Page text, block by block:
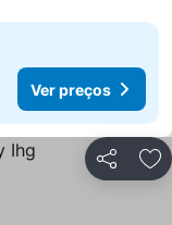
Ver preços
Partilhar